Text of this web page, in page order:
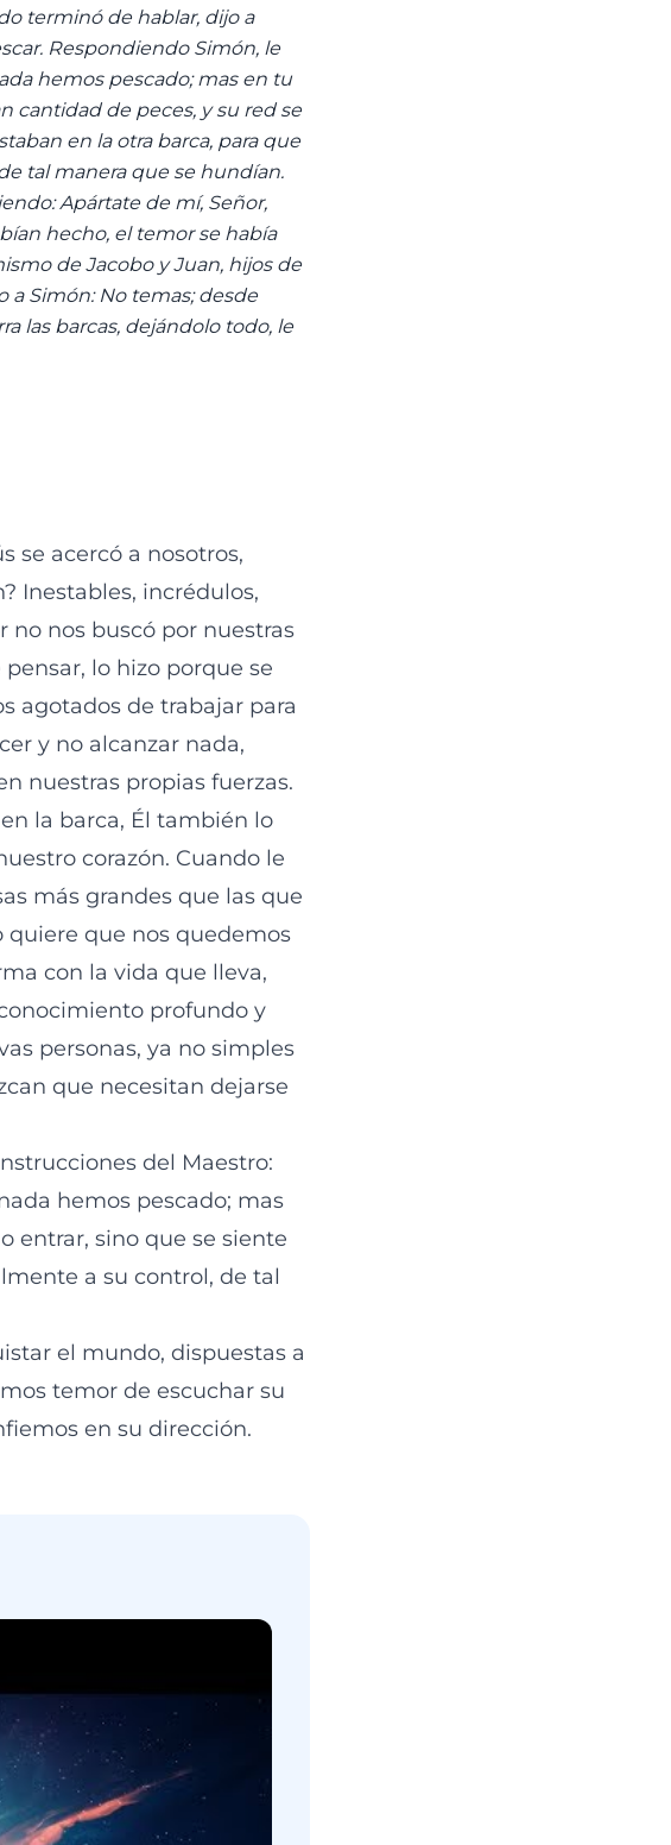
terminó de hablar, dijo a
Respondiendo Simón, le
hemos pescado; mas en tu
cantidad de peces, y su red se
en la otra barca, para que
tal manera que se hundían.
Apártate de mí, Señor,
hecho, el temor se había
de Jacobo y Juan, hijos de
a Simón: No temas; desde
las barcas, dejándolo todo, le
se acercó a nosotros,
Inestables, incrédulos,
no nos buscó por nuestras
lo hizo porque se
agotados de trabajar para
y no alcanzar nada,
nuestras propias fuerzas.
la barca, Él también lo
corazón. Cuando le
más grandes que las que
quiere que nos quedemos
con la vida que lleva,
profundo y
personas, ya no simples
que necesitan dejarse
del Maestro:
hemos pescado; mas
entrar, sino que se siente
a su control, de tal
el mundo, dispuestas a
temor de escuchar su
en su dirección.